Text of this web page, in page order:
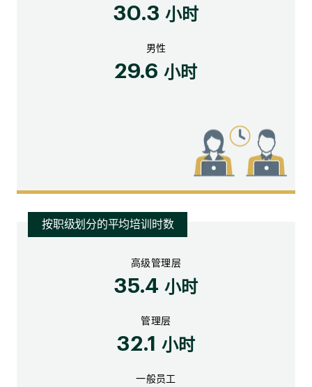
30.3小时
男性
29.6小时
高级管理层
35.4小时
管理层
32.1小时
一般员工
按职级划分的平均培训时数